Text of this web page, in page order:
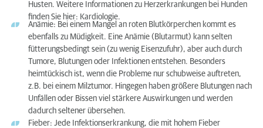
Husten. Weitere Informationen zu Herzerkrankungen bei Hunden
finden Sie hier: Kardiologie.
Anämie: Bei einem Mangel an roten Blutkörperchen kommt es
ebenfalls zu Müdigkeit. Eine Anämie (Blutarmut) kann selten
fütterungsbedingt sein (zu wenig Eisenzufuhr), aber auch durch
Tumore, Blutungen oder Infektionen entstehen. Besonders
heimtückisch ist, wenn die Probleme nur schubweise auftreten,
z.B. bei einem Milztumor. Hingegen haben größere Blutungen nach
Unfällen oder Bissen viel stärkere Auswirkungen und werden
dadurch seltener übersehen.
Fieber: Jede Infektionserkrankung, die mit hohem Fieber